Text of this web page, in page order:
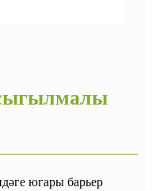
югары барьер